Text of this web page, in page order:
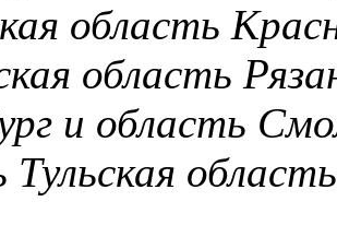
область
область
и область
Тульская область